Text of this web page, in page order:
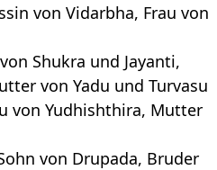
von Vidarbha, Frau von
Shukra und Jayanti,
von Yadu und Turvasu
von Yudhishthira, Mutter
von Drupada, Bruder